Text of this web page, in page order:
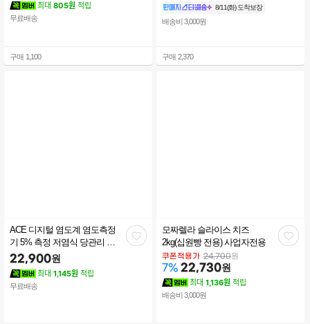
최대 805원 적립
무료배송
구매 1,100
8/11(화) 도착보장
배송비 3,000원
구매 2,370
ACE 디지털 염도계 염도측정
기 5% 측정 저염식 당관리 식
습관
22,900원
최대 1,145원 적립
무료배송
관
모짜렐라 슬라이스 치즈
2kg(십원빵 전용) 사업자전용
쿠폰적용가 24,700원
7% 22,730원
최대 1,136원 적립
배송비 3,000원
관